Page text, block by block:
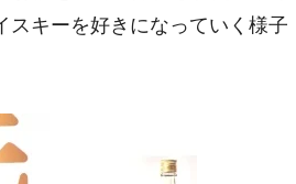
スキーを好きになっていく様子